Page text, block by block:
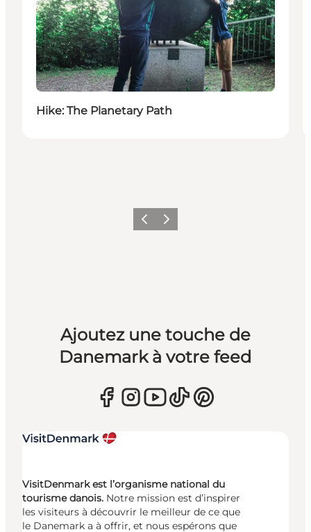
Hike: The Planetary Path
PrécédentSuivant
Ajoutez une touche de
Danemark à votre feed
VisitDenmark est l’organisme national du
tourisme danois. Notre mission est d’inspirer
les visiteurs à découvrir le meilleur de ce que
le Danemark a à offrir, et nous espérons que